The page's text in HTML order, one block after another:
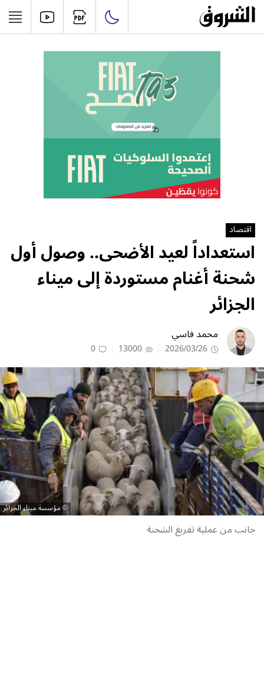
اقتصاد
استعداداً لعيد الأضحى.. وصول أول
شحنة أغنام مستوردة إلى ميناء
الجزائر
محمد فاسي
2026/03/26
13000
0
مؤسسة ميناء الجزائر
جانب من عملية تفريغ الشحنة